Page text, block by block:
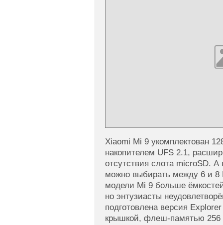
Xiaomi Mi 9 укомплектован
накопителем UFS 2.1,
отсутствия слота microSD.
можно выбирать между 6 и 8
модели Mi 9 больше
но энтузиасты
подготовлена версия
крышкой, флеш-памятью 256